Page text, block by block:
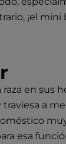
¡el
raza en sus
traviesa a
esa